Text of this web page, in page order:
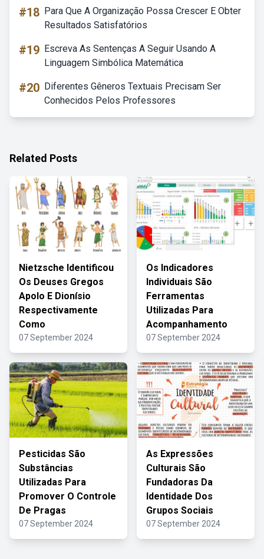
#18 Para Que A Organização Possa Crescer E Obter
Resultados Satisfatórios
#19 Escreva As Sentenças A Seguir Usando A
Linguagem Simbólica Matemática
#20 Diferentes Gêneros Textuais Precisam Ser
Conhecidos Pelos Professores
Related Posts
Nietzsche Identificou
Os Deuses Gregos
Apolo E Dionísio
Respectivamente
Como
07 September 2024
Os Indicadores
Individuais São
Ferramentas
Utilizadas Para
Acompanhamento
07 September 2024
Pesticidas São
Substâncias
Utilizadas Para
Promover O Controle
De Pragas
07 September 2024
As Expressões
Culturais São
Fundadoras Da
Identidade Dos
Grupos Sociais
07 September 2024